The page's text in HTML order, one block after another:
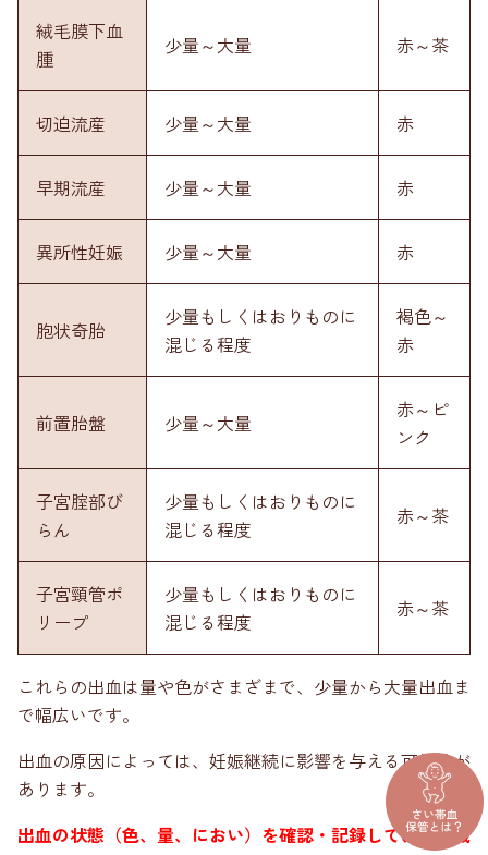
絨毛膜下血
腫
少量～大量 赤～茶
切迫流産 少量～大量 赤
早期流産 少量～大量 赤
異所性妊娠 少量～大量 赤
胞状奇胎
少量もしくはおりものに
混じる程度
褐色～
赤
前置胎盤 少量～大量
赤～ピ
ンク
子宮腟部び
らん
少量もしくはおりものに
混じる程度
赤～茶
子宮頸管ポ
リープ
少量もしくはおりものに
混じる程度
赤～茶
これらの出血は量や色がさまざまで、少量から大量出血ま
で幅広いです。
出血の原因によっては、妊娠継続に影響を与える可能性が
あります。
出血の状態（色、量、におい）を確認・記録して、医療機